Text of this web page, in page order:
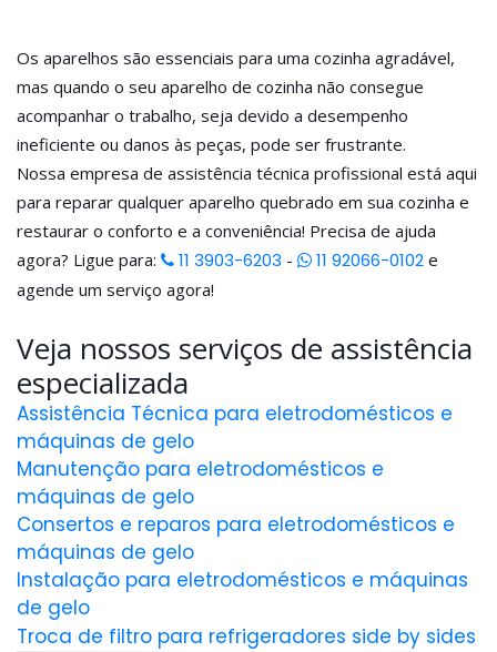
Os aparelhos são essenciais para uma cozinha agradável,
mas quando o seu aparelho de cozinha não consegue
acompanhar o trabalho, seja devido a desempenho
ineficiente ou danos às peças, pode ser frustrante.
Nossa empresa de assistência técnica profissional está aqui
para reparar qualquer aparelho quebrado em sua cozinha e
restaurar o conforto e a conveniência! Precisa de ajuda
agora? Ligue para:
11 3903-6203 - 11 92066-0102 e
agende um serviço agora!
Veja nossos serviços de assistência
especializada
Assistência Técnica para eletrodomésticos e
máquinas de gelo
Manutenção para eletrodomésticos e
máquinas de gelo
Consertos e reparos para eletrodomésticos e
máquinas de gelo
Instalação para eletrodomésticos e máquinas
de gelo
Troca de filtro para refrigeradores side by sides